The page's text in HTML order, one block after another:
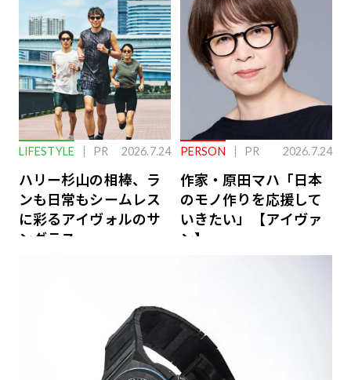
ーケアとは
LIFESTYLE PR 2026.7.24
ハリー杉山の相棒、ラ
ンも日常もシームレス
に彩るアイヴォルのサ
ングラス
PERSON PR 2026.7.24
作家・原田マハ「日本
のモノ作りを応援して
いきたい」【アイヴァ
ン】